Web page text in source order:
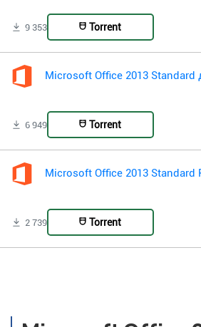
9 353 Torrent
Microsoft Office 2013 Standard
6 949 Torrent
Microsoft Office 2013 Standard
2 739 Torrent